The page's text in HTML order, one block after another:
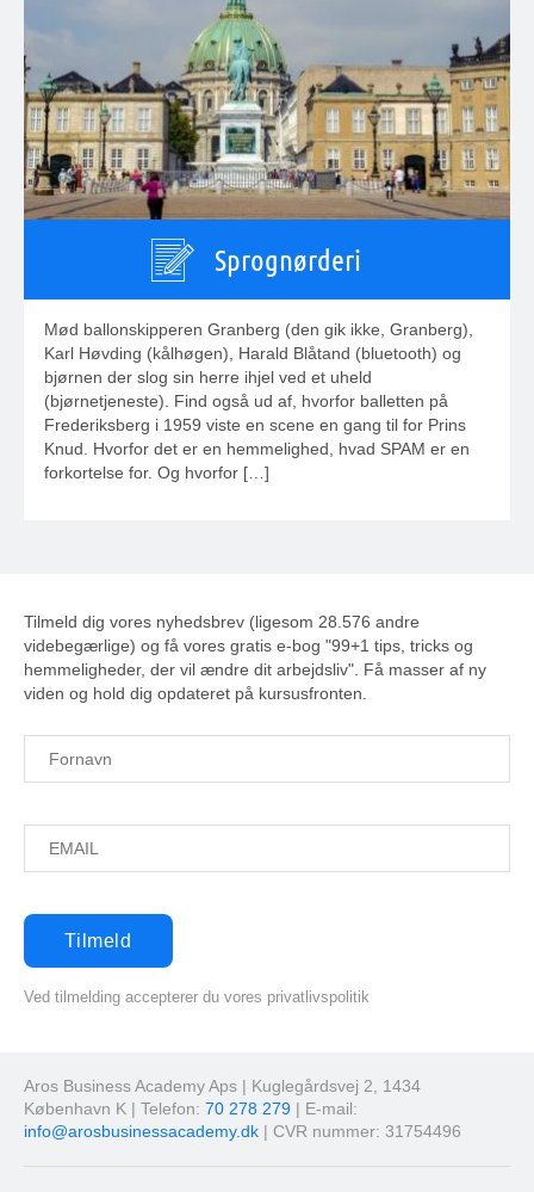
Sprognørderi
Mød ballonskipperen Granberg (den gik ikke, Granberg),
Karl Høvding (kålhøgen), Harald Blåtand (bluetooth) og
bjørnen der slog sin herre ihjel ved et uheld
(bjørnetjeneste). Find også ud af, hvorfor balletten på
Frederiksberg i 1959 viste en scene en gang til for Prins
Knud. Hvorfor det er en hemmelighed, hvad SPAM er en
forkortelse for. Og hvorfor […]
Tilmeld dig vores nyhedsbrev (ligesom 28.576 andre
videbegærlige) og få vores gratis e-bog "99+1 tips, tricks og
hemmeligheder, der vil ændre dit arbejdsliv". Få masser af ny
viden og hold dig opdateret på kursusfronten.
Ved tilmelding accepterer du vores privatlivspolitik
Aros Business Academy Aps | Kuglegårdsvej 2, 1434
København K | Telefon: 70 278 279 | E-mail:
info@arosbusinessacademy.dk | CVR nummer: 31754496